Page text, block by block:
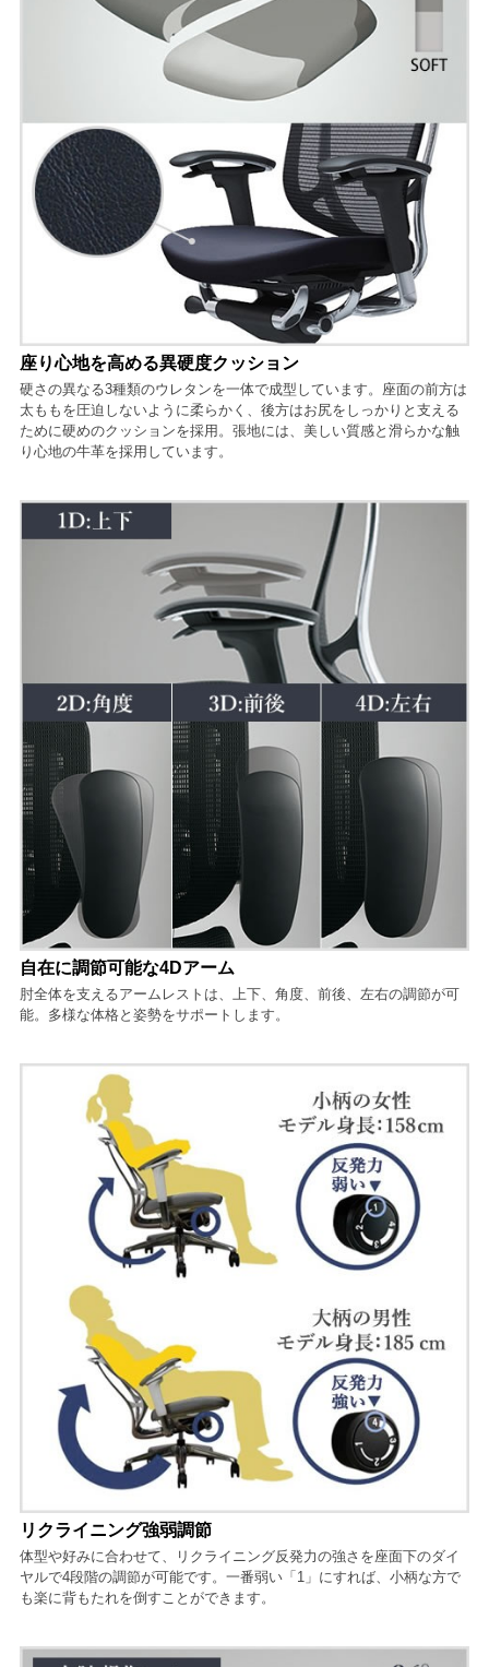
座り心地を高める異硬度クッション
硬さの異なる3種類のウレタンを一体で成型しています。座面の前方は
太ももを圧迫しないように柔らかく、後方はお尻をしっかりと支える
ために硬めのクッションを採用。張地には、美しい質感と滑らかな触
り心地の牛革を採用しています。
自在に調節可能な4Dアーム
肘全体を支えるアームレストは、上下、角度、前後、左右の調節が可
能。多様な体格と姿勢をサポートします。
リクライニング強弱調節
体型や好みに合わせて、リクライニング反発力の強さを座面下のダイ
ヤルで4段階の調節が可能です。一番弱い「1」にすれば、小柄な方で
も楽に背もたれを倒すことができます。